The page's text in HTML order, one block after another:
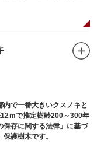
で一番大きいクスノキと
ｍで推定樹齢200～300年
保存に関する法律」に基づ
護樹木です。